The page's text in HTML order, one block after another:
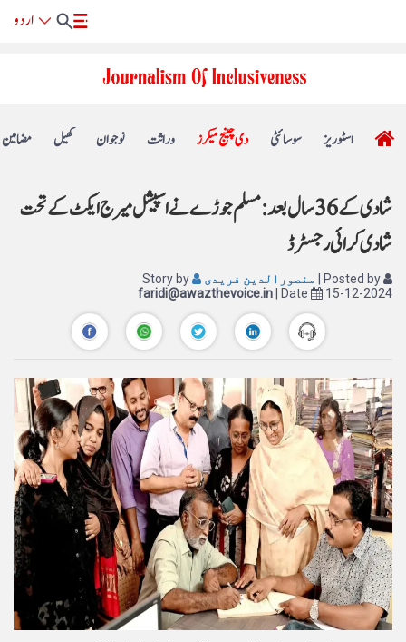
مضامین کھیل نوجوان وراثت دی چینج میکرز سوسائٹی اسٹوریز
شادی کے 36 سال بعد : مسلم جوڑے نے اسپیشل میرج ایکٹ کے تحت
شادی کرائی رجسٹرڈ
Story by منصورالدین فریدی
| Posted by
faridi@awazthevoice.in | Date 15-12-2024